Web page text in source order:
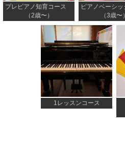
プレピアノ知育コース
（2歳〜）
ピアノベーシッ
（3歳〜）
1レッスンコース